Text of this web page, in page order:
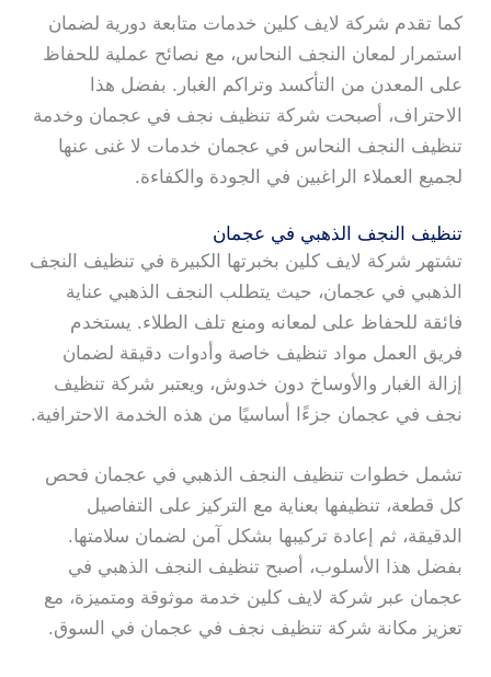
كما تقدم شركة لايف كلين خدمات متابعة دورية لضمان
استمرار لمعان النجف النحاس، مع نصائح عملية للحفاظ
على المعدن من التأكسد وتراكم الغبار. بفضل هذا
الاحتراف، أصبحت شركة تنظيف نجف في عجمان وخدمة
تنظيف النجف النحاس في عجمان خدمات لا غنى عنها
لجميع العملاء الراغبين في الجودة والكفاءة.
تنظيف النجف الذهبي في عجمان
تشتهر شركة لايف كلين بخبرتها الكبيرة في تنظيف النجف
الذهبي في عجمان، حيث يتطلب النجف الذهبي عناية
فائقة للحفاظ على لمعانه ومنع تلف الطلاء. يستخدم
فريق العمل مواد تنظيف خاصة وأدوات دقيقة لضمان
إزالة الغبار والأوساخ دون خدوش، ويعتبر شركة تنظيف
نجف في عجمان جزءًا أساسيًا من هذه الخدمة الاحترافية.
تشمل خطوات تنظيف النجف الذهبي في عجمان فحص
كل قطعة، تنظيفها بعناية مع التركيز على التفاصيل
الدقيقة، ثم إعادة تركيبها بشكل آمن لضمان سلامتها.
بفضل هذا الأسلوب، أصبح تنظيف النجف الذهبي في
عجمان عبر شركة لايف كلين خدمة موثوقة ومتميزة، مع
تعزيز مكانة شركة تنظيف نجف في عجمان في السوق.